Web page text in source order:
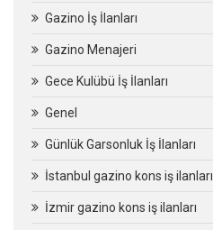
Gazino İş İlanları
Gazino Menajeri
Gece Kulübü İş İlanları
Genel
Günlük Garsonluk İş İlanları
İstanbul gazino kons iş ilanları
İzmir gazino kons iş ilanları